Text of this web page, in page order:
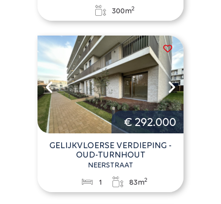
300m2
€ 292.000
GELIJKVLOERSE VERDIEPING -
OUD-TURNHOUT
NEERSTRAAT
1 83m2